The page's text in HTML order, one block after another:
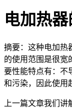
电加热
摘要：这种电加热
的使用范围是很宽
要性能特点有：不
和污染，因此使
上一篇文章我们讲